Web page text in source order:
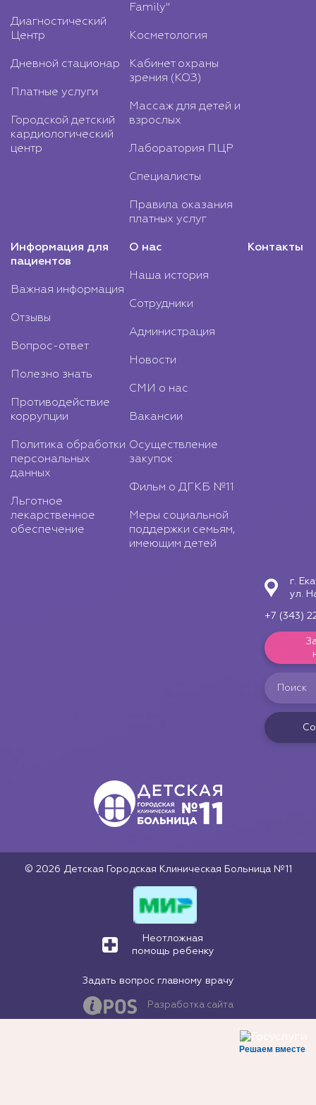
Диагностический
Центр
Дневной стационар
Платные услуги
Городской детский
кардиологический
центр
Family"
Косметология
Кабинет охраны
зрения (КОЗ)
Массаж для детей и
взрослых
Лаборатория ПЦР
Специалисты
Правила оказания
платных услуг
Информация для
пациентов
Важная информация
Отзывы
Вопрос-ответ
Полезно знать
Противодействие
коррупции
Политика обработки
персональных
данных
Льготное
лекарственное
обеспечение
О нас
Наша история
Сотрудники
Администрация
Новости
СМИ о нас
Вакансии
Осуществление
закупок
Фильм о ДГКБ №11
Меры социальной
поддержки семьям,
имеющим детей
Контакты
г.
ул.
+7 (343)
© 2026 Детская Городская Клиническая Больница №11
Неотложная
помощь ребенку
Задать вопрос главному врачу
Разработка сайта
Решаем вместе